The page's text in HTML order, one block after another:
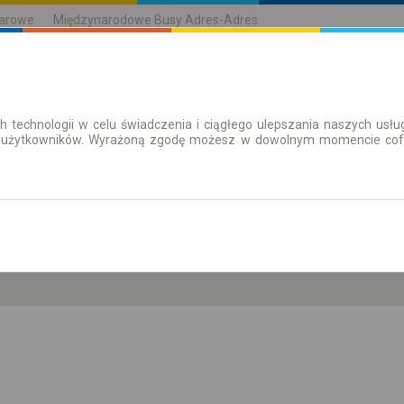
Międzynarodowe Busy Adres-Adres
| Bilety Bilety okresowe
technologii w celu świadczenia i ciągłego ulepszania naszych
Wyrażoną zgodę możesz w dowolnym momencie